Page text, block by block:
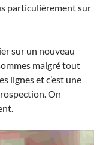
particulièrement sur
sur un nouveau
malgré tout
lignes et c’est une
On